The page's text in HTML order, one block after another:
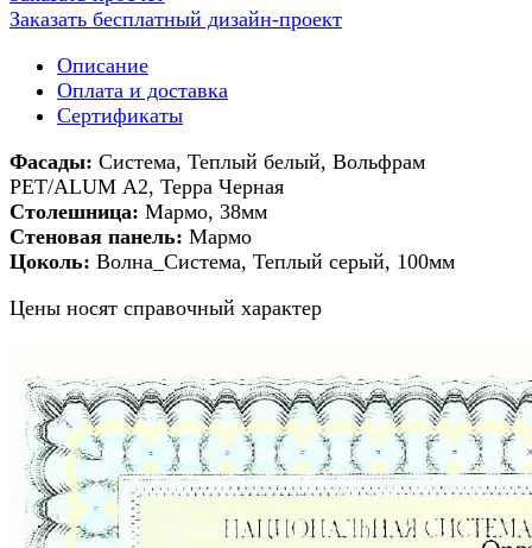
Заказать бесплатный дизайн-проект
Описание
Оплата и доставка
Сертификаты
Фасады: Система, Теплый белый, Вольфрам
РЕТ/ALUM А2, Терра Черная
Столешница: Мармо, 38мм
Стеновая панель: Мармо
Цоколь: Волна_Система, Теплый серый, 100мм
Цены носят справочный характер